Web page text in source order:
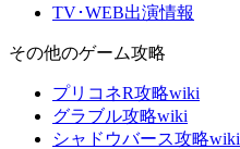
TV･WEB出演情報
その他のゲーム攻略
プリコネR攻略wiki
グラブル攻略wiki
シャドウバース攻略wiki